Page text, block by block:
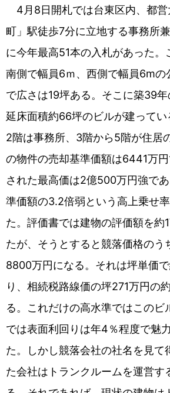
4月8日開札では台東区内、都営
町」駅徒歩7分に立地する事務所
に今年最高51本の入札があった。
南側で幅員6ｍ、西側で幅員6ⅿの
で広さは19坪ある。そこに築39
延床面積約66坪のビルが建ってい
2階は事務所、3階から5階が住居
の物件の売却基準価額は6441万
された最高価は2億500万円強で
準価額の3.2倍弱という高上乗せ
た。評価書では建物の評価額を約
たが、そうとすると競落価格のう
8800万円になる。それは坪単価
り、相続税路線価の坪271万円の
る。これだけの高水準ではこのビ
では表面利回りは年4％程度で魅
た。しかし競落会社の社名を見て
た会社はトランクルームを運営す